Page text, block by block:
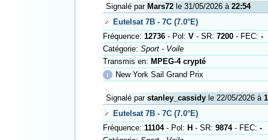
Signalé par Mars72le 31/05/2026 à 22:54
Eutelsat 7B - 7C (7.0°E)
Fréquence: 12736- Pol: V- SR: 7200- FEC: -
Catégorie: Sport - Voile
Transmis en: MPEG-4 crypté
ℹ
New York Sail Grand Prix
Signalé par stanley_cassidyle 22/05/2026 à
Eutelsat 7B - 7C (7.0°E)
Fréquence: 11104- Pol: H - SR: 9874- FEC: -